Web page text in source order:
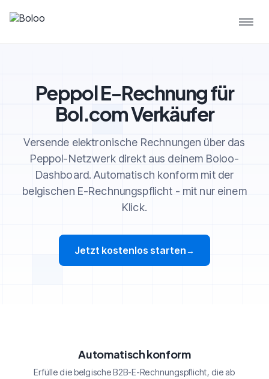
Peppol E-Rechnung für
Bol.com Verkäufer
Versende elektronische Rechnungen über das
Peppol-Netzwerk direkt aus deinem Boloo-
Dashboard. Automatisch konform mit der
belgischen E-Rechnungspflicht - mit nur einem
Klick.
Jetzt kostenlos starten→
Automatisch konform
Erfülle die belgische B2B-E-Rechnungspflicht, die ab